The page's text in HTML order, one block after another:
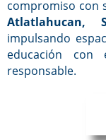
compromiso con
Atlatlahucan,
impulsando
educación con
responsable.